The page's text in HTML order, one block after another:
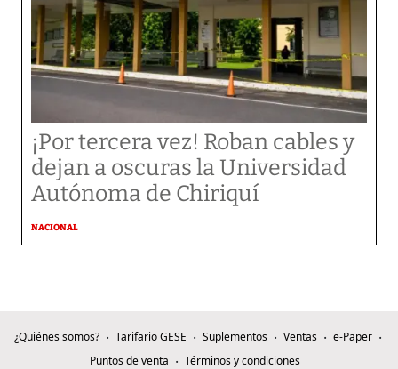
¡Por tercera vez! Roban cables y
dejan a oscuras la Universidad
Autónoma de Chiriquí
NACIONAL
¿Quiénes somos? Tarifario GESE Suplementos Ventas
e-Paper
Puntos de venta
Términos y condiciones